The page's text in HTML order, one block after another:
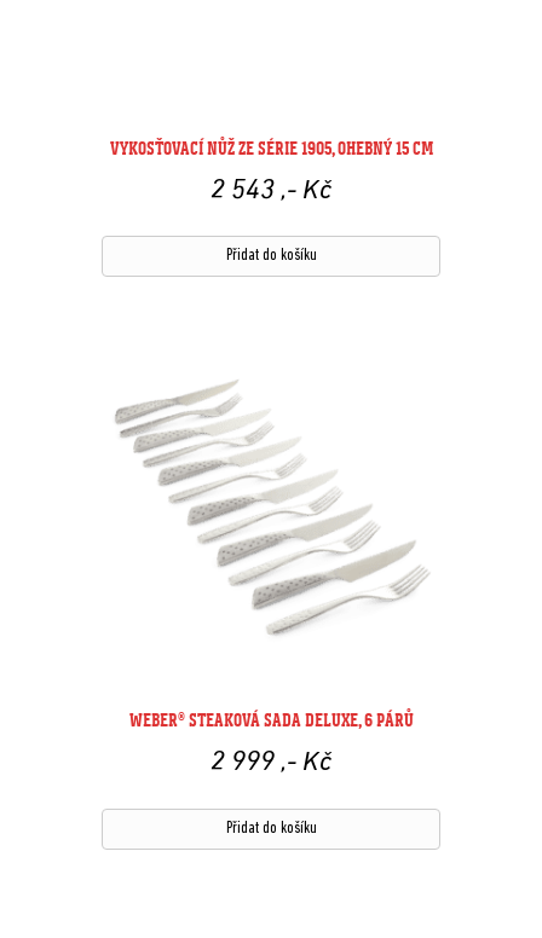
VYKOSŤOVACÍ NŮŽ ZE SÉRIE 1905, OHEBNÝ 15 CM
2 543 ,- Kč
Přidat do košíku
WEBER® STEAKOVÁ SADA DELUXE, 6 PÁRŮ
2 999 ,- Kč
Přidat do košíku